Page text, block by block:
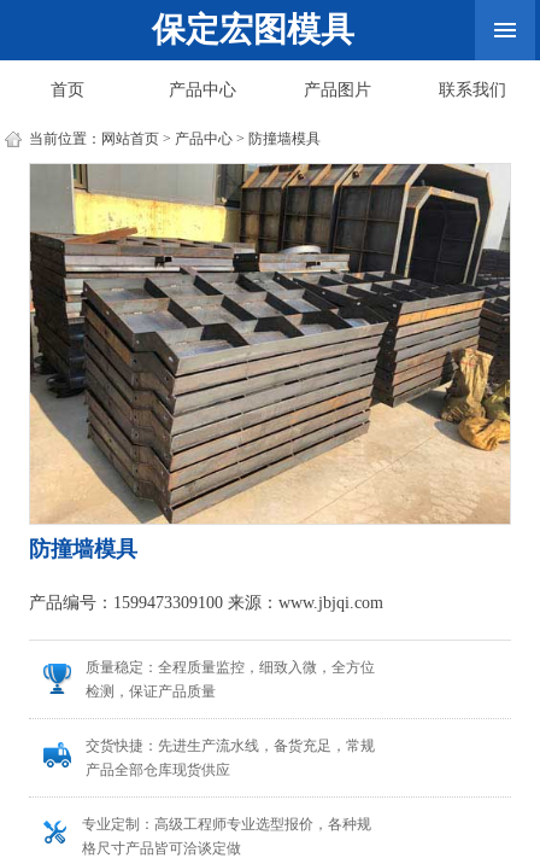
保定宏图模具
首页 产品中心 产品图片 联系我们
当前位置： 网站首页 > 产品中心 > 防撞墙模具
防撞墙模具
产品编号：1599473309100 来源：www.jbjqi.com
质量稳定：全程质量监控，细致入微，全方位
检测，保证产品质量
交货快捷：先进生产流水线，备货充足，常规
产品全部仓库现货供应
专业定制：高级工程师专业选型报价，各种规
格尺寸产品皆可洽谈定做